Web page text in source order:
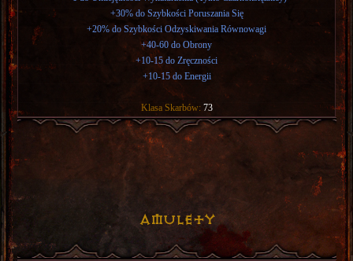
+30% do Szybkości Poruszania Się
+20% do Szybkości Odzyskiwania Równowagi
+40-60 do Obrony
+10-15 do Zręczności
+10-15 do Energii
Klasa Skarbów: 73
Amulety